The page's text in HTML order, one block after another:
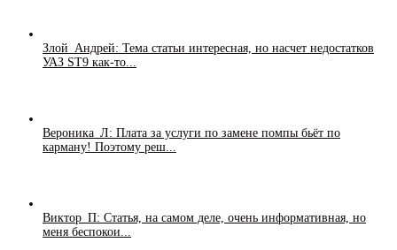
Злой_Андрей: Тема статьи интересная, но насчет недостатков
УАЗ ST9 как-то...
Вероника_Л: Плата за услуги по замене помпы бьёт по
карману! Поэтому реш...
Виктор_П: Статья, на самом деле, очень информативная, но
меня беспокои...